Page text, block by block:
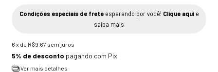
Condições especiais de freteesperando por você! Clique aquie
saiba mais
6 x de R$9,67 sem juros
5% de desconto pagando com Pix
Ver mais detalhes